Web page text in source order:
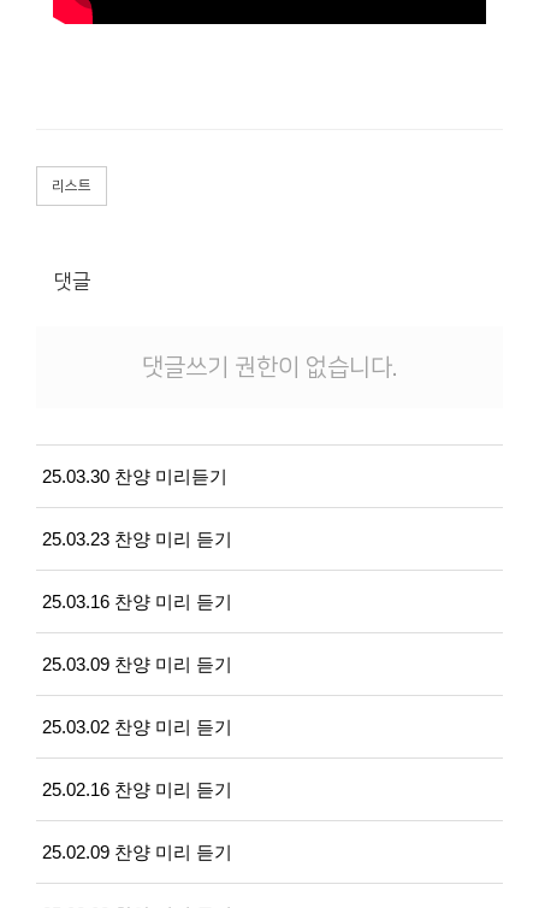
리스트
댓글
댓글쓰기 권한이 없습니다.
25.03.30 찬양 미리듣기
25.03.23 찬양 미리 듣기
25.03.16 찬양 미리 듣기
25.03.09 찬양 미리 듣기
25.03.02 찬양 미리 듣기
25.02.16 찬양 미리 듣기
25.02.09 찬양 미리 듣기